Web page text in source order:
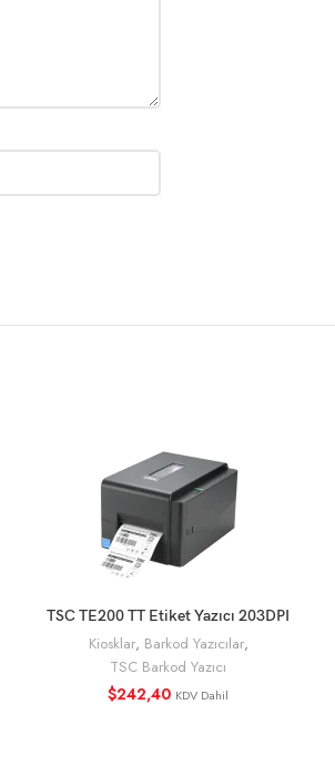
SEPETE EKLE
TSC TE200 TT Etiket Yazıcı 203DPI
USD
Kiosklar, Barkod Yazıcılar,
TSC Barkod Yazıcı
$242,40 KDV Dahil